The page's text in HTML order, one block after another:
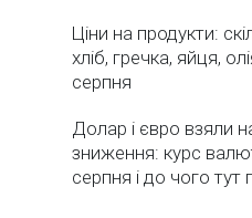
Ціни на продукти:
хліб, гречка, яйця,
серпня
Долар і євро взяли
зниження: курс
серпня і до чого тут